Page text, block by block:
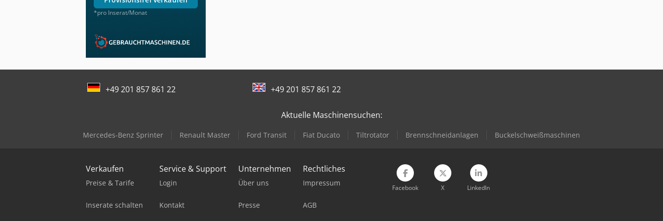
*pro Inserat/Monat
+49 201 857 861 22 +49 201 857 861 22
Aktuelle Maschinensuchen:
Mercedes-Benz Sprinter Renault Master Ford Transit Fiat Ducato Tiltrotator Brennschneidanlagen Buckelschweißmaschinen
Verkaufen
Preise & Tarife
Inserate schalten
Service & Support
Login
Kontakt
Unternehmen
Über uns
Presse
Rechtliches
Impressum
AGB
Facebook X LinkedIn